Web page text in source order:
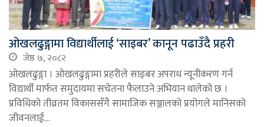
ओखलढुङ्गामा विद्यार्थीलाई ‘साइबर’ कानून पढाउँदै प्रहरी
जेष्ठ ७, २०८२
ओखलढुङ्गा । ओखलढुङ्गामा प्रहरीले साइबर अपराध न्यूनीकरण गर्न
विद्यार्थी मार्फत समुदायमा सचेतना फैलाउने अभियान थालेको छ ।
प्रविधिको तीव्रतम विकाससँगै सामाजिक सञ्जालको प्रयोगले मानिसको
जीवनलाई…